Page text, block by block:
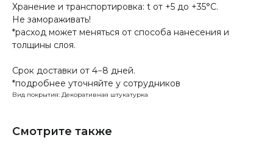
Хранение и транспортировка: t от +5 до +35°С.
Не замораживать!
*расход может меняться от способа нанесения и
толщины слоя.
Срок доставки от 4−8 дней.
*подробнее уточняйте у сотрудников
Вид покрытия: Декоративная штукатурка
Смотрите также